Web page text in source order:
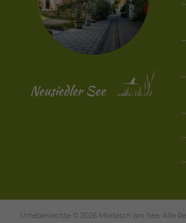
Urheberrechte © 2026 Mörbisch am See. Alle